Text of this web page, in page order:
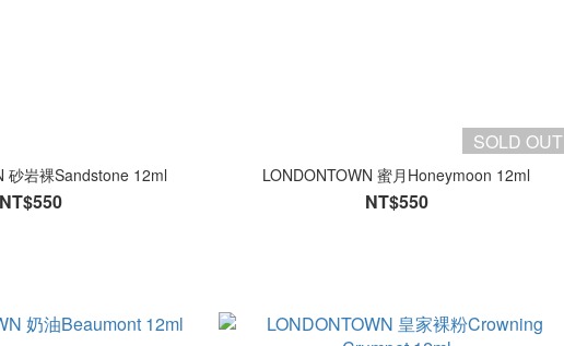
砂岩裸Sandstone 12ml
NT$550
SOLD OUT
LONDONTOWN 蜜月Honeymoon 12ml
NT$550